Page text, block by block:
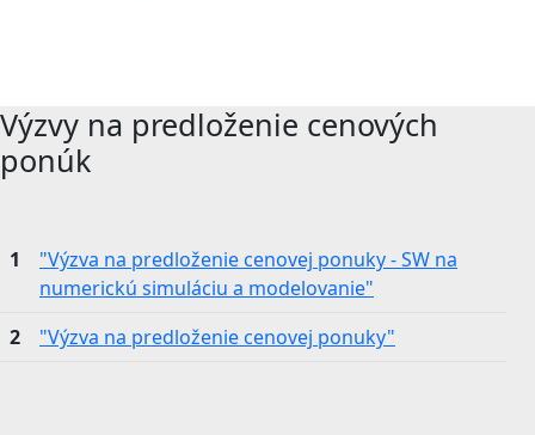
Výzvy na predloženie cenových
ponúk
1
"Výzva na predloženie cenovej ponuky - SW na
numerickú simuláciu a modelovanie"
2
"Výzva na predloženie cenovej ponuky"